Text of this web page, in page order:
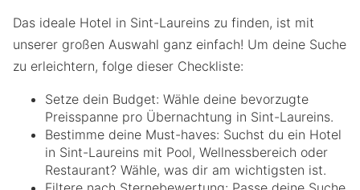
Das ideale Hotel in Sint-Laureins zu finden, ist mit
unserer großen Auswahl ganz einfach! Um deine Suche
zu erleichtern, folge dieser Checkliste:
Setze dein Budget: Wähle deine bevorzugte
Preisspanne pro Übernachtung in Sint-Laureins.
Bestimme deine Must-haves: Suchst du ein Hotel
in Sint-Laureins mit Pool, Wellnessbereich oder
Restaurant? Wähle, was dir am wichtigsten ist.